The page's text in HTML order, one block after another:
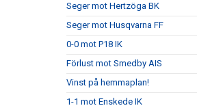
Seger mot Hertzöga BK
Seger mot Husqvarna FF
0-0 mot P18 IK
Förlust mot Smedby AIS
Vinst på hemmaplan!
1-1 mot Enskede IK